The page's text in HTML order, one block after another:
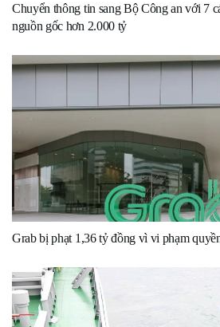
Chuyển thông tin sang Bộ Công an với 7
nguồn gốc hơn 2.000 tỷ
Grab bị phạt 1,36 tỷ đồng vì vi phạm